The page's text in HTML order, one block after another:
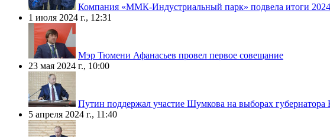
Компания «ММК-Индустриальный парк» подвела итоги 2024
1 июля 2024 г., 12:31
Мэр Тюмени Афанасьев провел первое совещание
23 мая 2024 г., 10:00
Путин поддержал участие Шумкова на выборах губернатора
5 апреля 2024 г., 11:40